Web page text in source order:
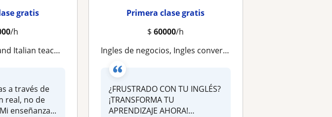
gratis
/h
teacher for adults
a través de
real, no de
enseñanza...
Primera clase gratis
$60000/h
Ingles de negocios, Ingles conversacional (A1-C1),Toefl,Ielts, Curso de Pronunciación y Fluidez
¿FRUSTRADO CON TU INGLÉS?
¡TRANSFORMA TU
APRENDIZAJE AHORA!